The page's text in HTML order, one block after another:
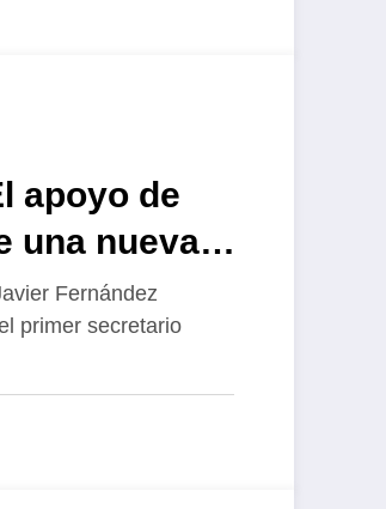
apoyo de
una nueva
medio siglo
Fernández
primer secretario